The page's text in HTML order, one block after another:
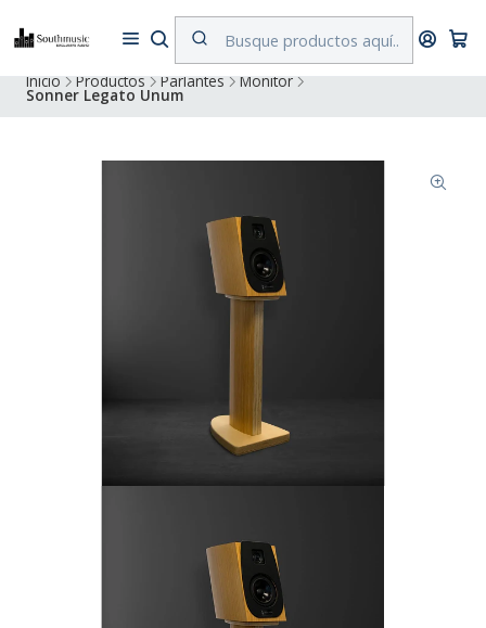
Despacho a todo Chile. Envíos gratuitos a Región Metropolitana por
compras superiores a $500.000
Inicio Productos Parlantes Monitor
Sonner Legato Unum